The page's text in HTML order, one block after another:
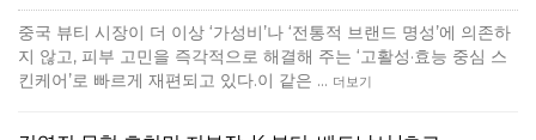
중국 뷰티 시장이 더 이상 ‘가성비’나 ‘전통적 브랜드 명성’에 의존하
지 않고, 피부 고민을 즉각적으로 해결해 주는 ‘고활성·효능 중심 스
킨케어’로 빠르게 재편되고 있다.이 같은 … 더보기